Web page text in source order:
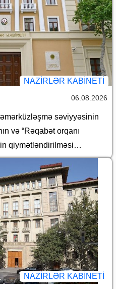
NAZIRLƏR KABINETI
06.08.2026
səviyyəsinin
və “Rəqabət orqanı
qiymətləndirilməsi
NAZIRLƏR KABINETI